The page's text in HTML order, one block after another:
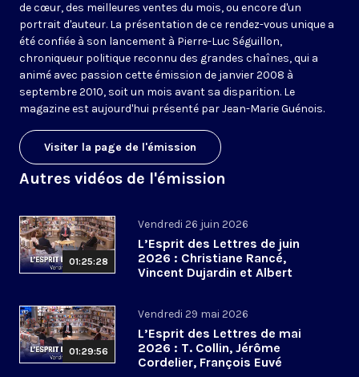
de cœur, des meilleures ventes du mois, ou encore d'un
portrait d'auteur. La présentation de ce rendez-vous unique a
été confiée à son lancement à Pierre-Luc Séguillon,
chroniqueur politique reconnu des grandes chaînes, qui a
animé avec passion cette émission de janvier 2008 à
septembre 2010, soit un mois avant sa disparition. Le
magazine est aujourd'hui présenté par Jean-Marie Guénois.
Visiter la page de l'émission
Autres vidéos de l'émission
01:25:28
Vendredi 26 juin 2026
L’Esprit des Lettres de juin
2026 : Christiane Rancé,
Vincent Dujardin et Albert
01:29:56
Vendredi 29 mai 2026
L’Esprit des Lettres de mai
2026 : T. Collin, Jérôme
Cordelier, François Euvé